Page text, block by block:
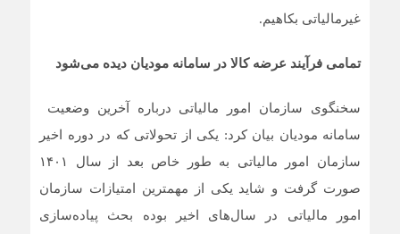
غیرمالیاتی بکاهیم.
تمامی فرآیند عرضه کالا در سامانه مودیان دیده می‌شود
سخنگوی سازمان امور مالیاتی درباره آخرین وضعیت
سامانه مودیان بیان کرد: یکی از تحولاتی که در دوره اخیر
سازمان امور مالیاتی به طور خاص بعد از سال ۱۴۰۱
صورت گرفت و شاید یکی از مهمترین امتیازات سازمان
امور مالیاتی در سال‌های اخیر بوده بحث پیاده‌سازی